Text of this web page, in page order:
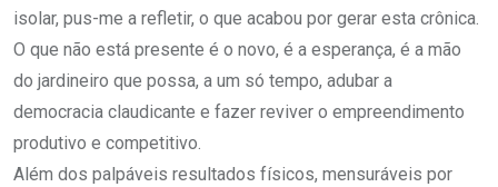
isolar, pus-me a refletir, o que acabou por gerar esta crônica.
O que não está presente é o novo, é a esperança, é a mão
do jardineiro que possa, a um só tempo, adubar a
democracia claudicante e fazer reviver o empreendimento
produtivo e competitivo.
Além dos palpáveis resultados físicos, mensuráveis por